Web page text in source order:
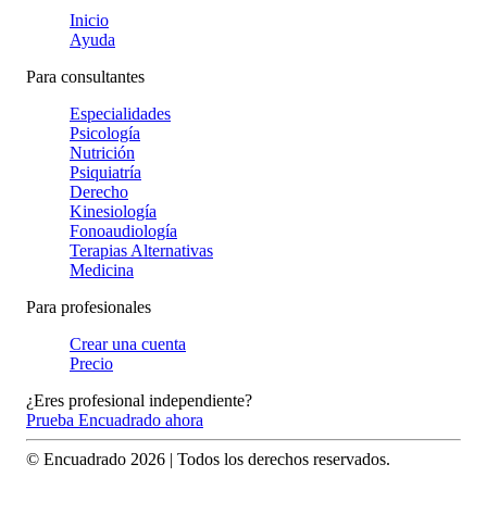
Inicio
Ayuda
Para consultantes
Especialidades
Psicología
Nutrición
Psiquiatría
Derecho
Kinesiología
Fonoaudiología
Terapias Alternativas
Medicina
Para profesionales
Crear una cuenta
Precio
¿Eres profesional independiente?
Prueba Encuadrado ahora
© Encuadrado 2026 | Todos los derechos reservados.